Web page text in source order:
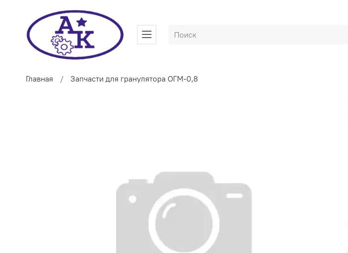
Главная Запчасти для гранулятора ОГМ-0,8